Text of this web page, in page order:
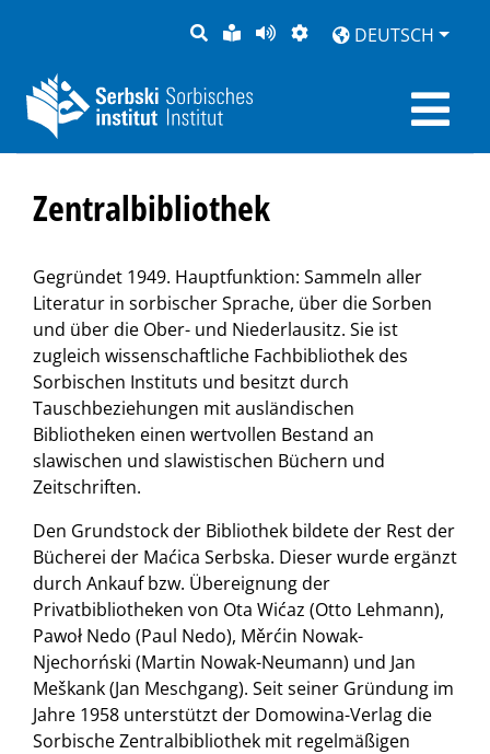
SUCHELEICHTE
SPRACHE
SEITEDARSTELLUNG
DEUTSCH
Zentralbibliothek
Gegründet 1949. Hauptfunktion: Sammeln aller
Literatur in sorbischer Sprache, über die Sorben
und über die Ober- und Niederlausitz. Sie ist
zugleich wissenschaftliche Fachbibliothek des
Sorbischen Instituts und besitzt durch
Tauschbeziehungen mit ausländischen
Bibliotheken einen wertvollen Bestand an
slawischen und slawistischen Büchern und
Zeitschriften.
Den Grundstock der Bibliothek bildete der Rest der
Bücherei der Maćica Serbska. Dieser wurde ergänzt
durch Ankauf bzw. Übereignung der
Privatbibliotheken von Ota Wićaz (Otto Lehmann),
Pawoł Nedo (Paul Nedo), Měrćin Nowak-
Njechorński (Martin Nowak-Neumann) und Jan
Meškank (Jan Meschgang). Seit seiner Gründung im
Jahre 1958 unterstützt der Domowina-Verlag die
Sorbische Zentralbibliothek mit regelmäßigen